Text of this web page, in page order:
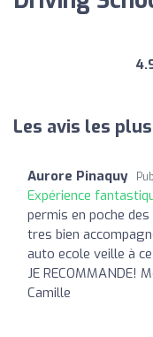
Les avis les
Aurore Pinaquy
Expérience
permis en poche
tres bien
auto ecole veille à
JE RECOMMANDE!
Camille